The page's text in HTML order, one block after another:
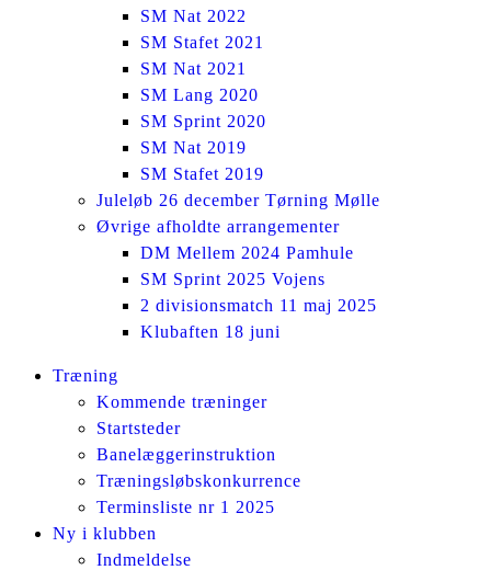
SM Nat 2022
SM Stafet 2021
SM Nat 2021
SM Lang 2020
SM Sprint 2020
SM Nat 2019
SM Stafet 2019
Juleløb 26 december Tørning Mølle
Øvrige afholdte arrangementer
DM Mellem 2024 Pamhule
SM Sprint 2025 Vojens
2 divisionsmatch 11 maj 2025
Klubaften 18 juni
Facebook
InstagramTræning
Kommende træninger
Startsteder
Banelæggerinstruktion
Træningsløbskonkurrence
Terminsliste nr 1 2025
Ny i klubben
Indmeldelse